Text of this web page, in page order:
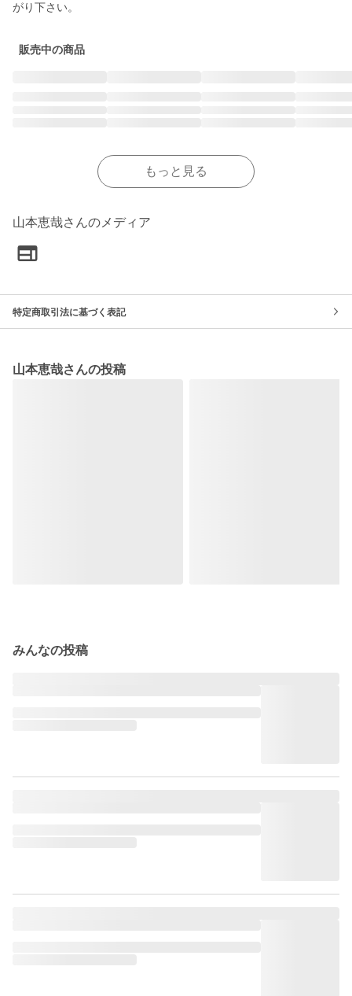
がり下さい。
販売中の商品
もっと見る
山本恵哉さんのメディア
特定商取引法に基づく表記
山本恵哉さんの投稿
みんなの投稿